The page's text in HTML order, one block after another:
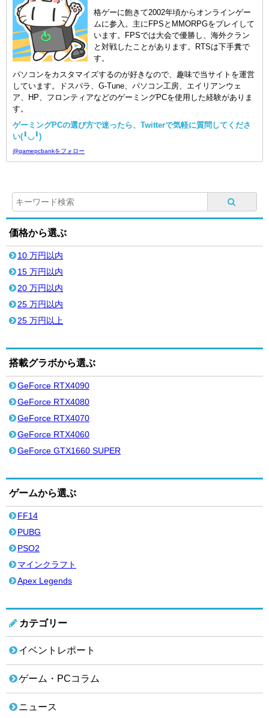
格ゲーに飽きて2002年頃からオンラインゲー
ムに参入。主にFPSとMMORPGをプレイして
います。FPSでは大会で優勝し、海外クラン
と対戦したことがあります。RTSは下手糞で
す。
パソコンをカスタマイズするのが好きなので、趣味で当サイトを運営
しています。ドスパラ、G-Tune、パソコン工房、エイリアンウェ
ア、HP、フロンティアなどのゲーミングPCを使用した経験がありま
す。
ゲーミングPCの選び方で迷ったら、Twitterで気軽に質問してくださ
い(╹◡╹)
@gamepcbankをフォロー
カテゴリー
イベントレポート
ゲーム・PCコラム
ニュース
価格から選ぶ
10 万円以内
15 万円以内
20 万円以内
25 万円以内
25 万円以上
搭載グラボから選ぶ
GeForce RTX4090
GeForce RTX4080
GeForce RTX4070
GeForce RTX4060
GeForce GTX1660 SUPER
ゲームから選ぶ
FF14
PUBG
PSO2
マインクラフト
Apex Legends